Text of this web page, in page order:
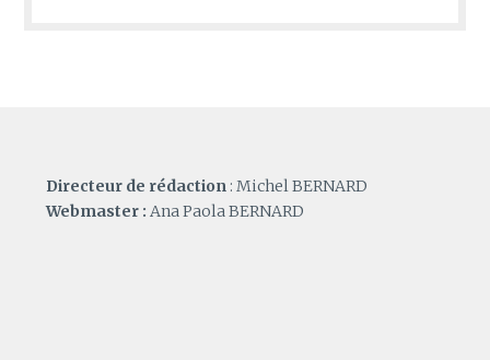
Directeur de rédaction : Michel BERNARD
Webmaster : Ana Paola BERNARD